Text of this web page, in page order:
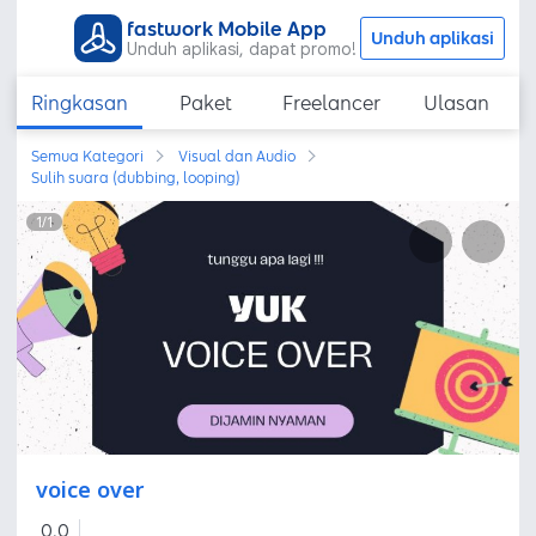
fastwork Mobile App
Unduh aplikasi, dapat promo! Unduh aplikasi
Ringkasan Paket Freelancer Ulasan
Semua Kategori
Visual dan Audio
Sulih suara (dubbing, looping)
1/1
voice over
0,0